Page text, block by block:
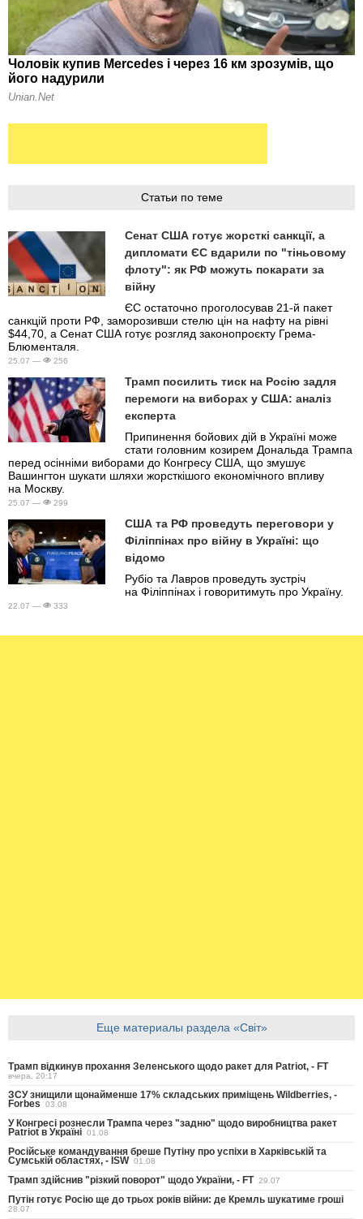
Статьи по теме
Сенат США готує жорсткі санкції, а
дипломати ЄС вдарили по "тіньовому
флоту": як РФ можуть покарати за
війну
ЄС остаточно проголосував 21-й пакет
санкцій проти РФ, заморозивши стелю цін на нафту на рівні
$44,70, а Сенат США готує розгляд законопроєкту Грема-
Блюменталя.
25.07 — 256
Трамп посилить тиск на Росію задля
перемоги на виборах у США: аналіз
експерта
Припинення бойових дій в Україні може
стати головним козирем Дональда Трампа
перед осінніми виборами до Конгресу США, що змушує
Вашингтон шукати шляхи жорсткішого економічного впливу
на Москву.
25.07 — 299
США та РФ проведуть переговори у
Філіппінах про війну в Україні: що
відомо
Рубіо та Лавров проведуть зустріч
на Філіппінах і говоритимуть про Україну.
22.07 — 333
Еще материалы раздела «Світ»
Трамп відкинув прохання Зеленського щодо ракет для Patriot, - FT
вчера, 20:17
ЗСУ знищили щонайменше 17% складських приміщень Wildberries, -
Forbes 03.08
У Конгресі рознесли Трампа через "задню" щодо виробництва ракет
Patriot в Україні 01.08
Російське командування бреше Путіну про успіхи в Харківській та
Сумській областях, - ISW 01.08
Трамп здійснив "різкий поворот" щодо України, - FT 29.07
Путін готує Росію ще до трьох років війни: де Кремль шукатиме гроші
28.07